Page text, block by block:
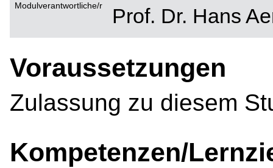
Modulverantwortliche/r Prof. Dr. Hans
Voraussetzungen
Zulassung zu diesem
Kompetenzen/